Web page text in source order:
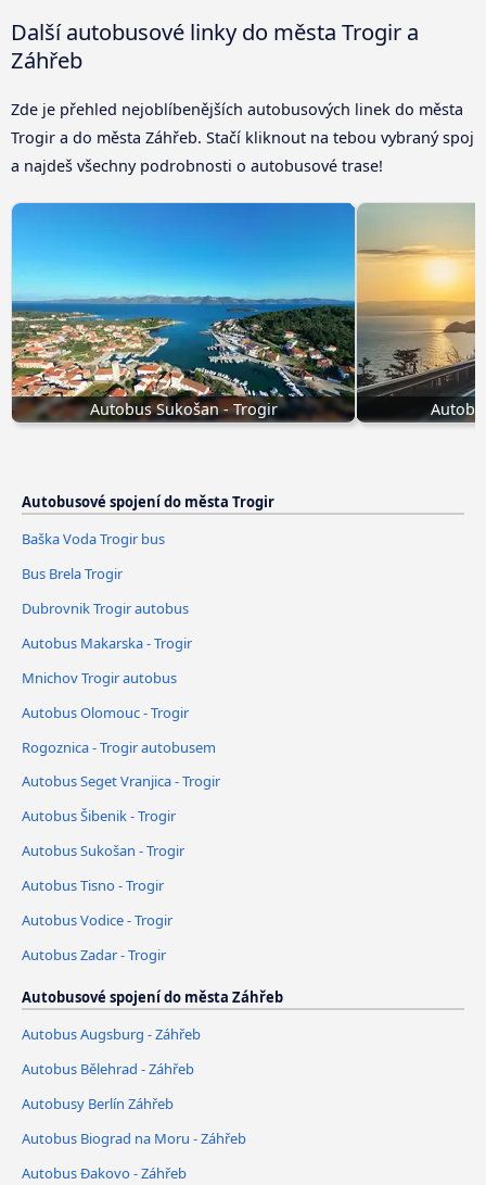
Další autobusové linky do města Trogir a
Záhřeb
Zde je přehled nejoblíbenějších autobusových linek do města
Trogir a do města Záhřeb. Stačí kliknout na tebou vybraný spoj
a najdeš všechny podrobnosti o autobusové trase!
Autobus Sukošan - Trogir
Autobusové spojení do města Trogir
Baška Voda Trogir bus
Bus Brela Trogir
Dubrovnik Trogir autobus
Autobus Makarska - Trogir
Mnichov Trogir autobus
Autobus Olomouc - Trogir
Rogoznica - Trogir autobusem
Autobus Seget Vranjica - Trogir
Autobus Šibenik - Trogir
Autobus Sukošan - Trogir
Autobus Tisno - Trogir
Autobus Vodice - Trogir
Autobus Zadar - Trogir
Autobusové spojení do města Záhřeb
Autobus Augsburg - Záhřeb
Autobus Bělehrad - Záhřeb
Autobusy Berlín Záhřeb
Autobus Biograd na Moru - Záhřeb
Autobus Đakovo - Záhřeb